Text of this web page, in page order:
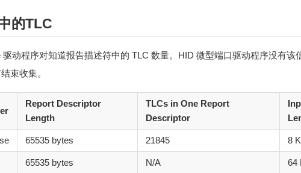
的TLC
驱动程序对知道报告描述符中的 TLC 数量。HID 微型端口驱动程序没有该
束收集。
Report Descriptor
Length
TLCs in One Report
Descriptor
65535 bytes 21845 8
65535 bytes N/A 64